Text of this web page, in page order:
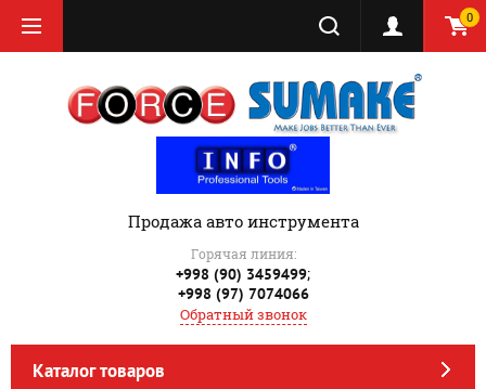
0
Продажа авто инструмента
Горячая линия:
+998 (90) 3459499;
+998 (97) 7074066
Обратный звонок
Каталог товаров